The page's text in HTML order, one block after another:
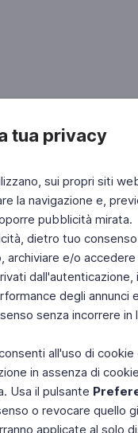
tua privacy
sui propri siti
la navigazione e,
pubblicità mirata.
dietro tuo
e/o
degli
senza incorrere
all'uso di
in assenza di
Usa il pulsante
o revocare quello
applicate al solo